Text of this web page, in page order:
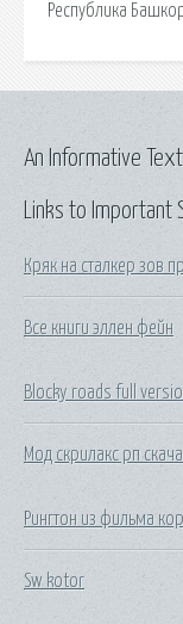
Республика
Links to Important
Кряк на сталкер зов
Все книги эллен фейн
Blocky roads full
Мод скрилакс рп
Рингтон из фильма
Sw kotor
An Informative